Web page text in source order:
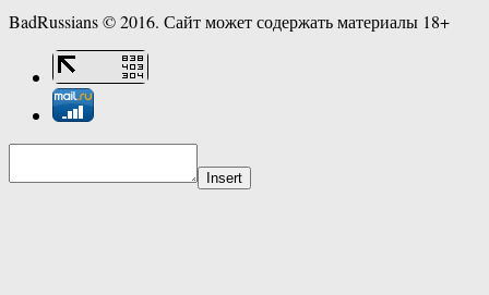
BadRussians © 2016. Сайт может содержать материалы 18+
Insert